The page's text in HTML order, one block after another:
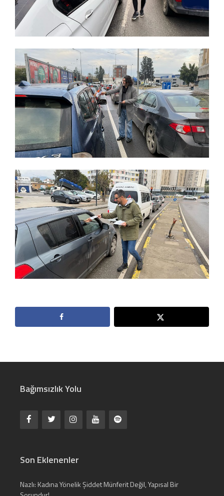
Bağımsızlık Yolu
Son Eklenenler
Nazlı: Kadına Yönelik Şiddet Münferit Değil, Yapısal Bir